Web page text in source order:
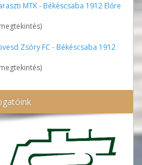
MTK - Békéscsaba 1912 Előre
Zsóry FC - Békéscsaba 1912